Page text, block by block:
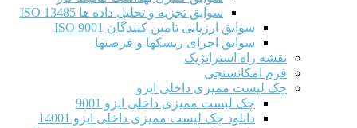
سوابق تجزیه و تحلیل داده ها ISO 13485
سوابق ارزیابی تامین کنندگان ISO 9001
سوابق اجرای ریسکها و فرصتها
نقشه راه استراتژیک
فرم امکانسنجی
چک لیست ممیزی داخلی ایزو
چک لیست ممیزی داخلی ایزو 9001
دانلود چک لیست ممیزی داخلی ایزو 14001